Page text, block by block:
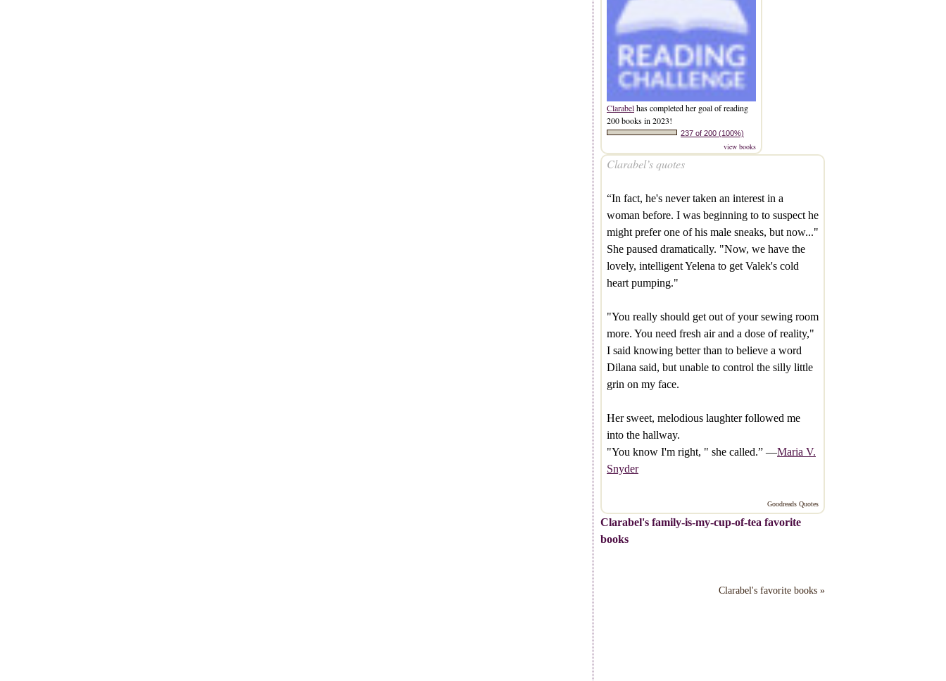
Clarabelhas completed her goal of reading
200 books in 2023!
237 of 200 (100%)
view books
Clarabel’s quotes
“In fact, he's never taken an interest in a
woman before. I was beginning to to suspect he
might prefer one of his male sneaks, but now..."
She paused dramatically. "Now, we have the
lovely, intelligent Yelena to get Valek's cold
heart pumping."
"You really should get out of your sewing room
more. You need fresh air and a dose of reality,"
I said knowing better than to believe a word
Dilana said, but unable to control the silly little
grin on my face.
Her sweet, melodious laughter followed me
into the hallway.
"You know I'm right, " she called.” —Maria V.
Snyder
Goodreads Quotes
Clarabel's family-is-my-cup-of-tea favorite
books
Clarabel's favorite books »